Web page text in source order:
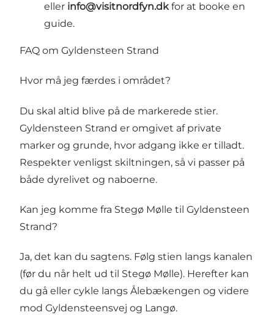
eller info@visitnordfyn.dkfor at booke en
guide.
FAQ om Gyldensteen Strand
Hvor må jeg færdes i området?
Du skal altid blive på de markerede stier.
Gyldensteen Strand er omgivet af private
marker og grunde, hvor adgang ikke er tilladt.
Respekter venligst skiltningen, så vi passer på
både dyrelivet og naboerne.
Kan jeg komme fra Stegø Mølle til Gyldensteen
Strand?
Ja, det kan du sagtens. Følg stien langs kanalen
(før du når helt ud til Stegø Mølle). Herefter kan
du gå eller cykle langs Ålebækengen og videre
mod Gyldensteensvej og Langø.